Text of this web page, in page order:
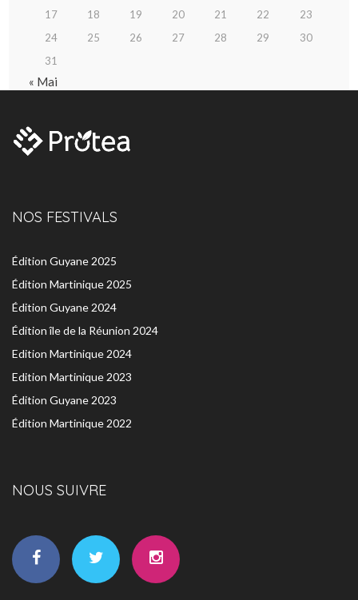
17
18 19 20 21 22
23
24
25 26 27 28 29
30
31
« Mai
NOS FESTIVALS
Édition Guyane 2025
Édition Martinique 2025
Édition Guyane 2024
Édition île de la Réunion 2024
Edition Martinique 2024
Edition Martinique 2023
Édition Guyane 2023
Édition Martinique 2022
NOUS SUIVRE